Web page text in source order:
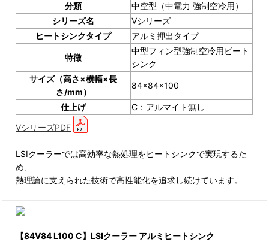
分類
中空型（中電力 強制空冷用）
シリーズ名
Vシリーズ
ヒートシンクタイプ
アルミ押出タイプ
特徴
中型フィン型強制空冷用ビート
シンク
サイズ（高さ×横幅×長
さ/mm）
84×84×100
仕上げ
C：アルマイト無し
VシリーズPDF
LSIクーラーでは高効率な熱処理をヒートシンクで実現するた
め、
熱理論に支えられた技術で高性能化を追求し続けています。
【84V84 L100 C】LSIクーラー アルミヒートシンク